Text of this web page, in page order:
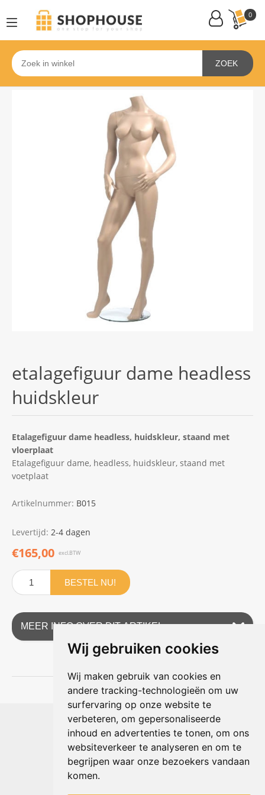
Wij gebruiken cookies
Wij maken gebruik van cookies en
andere tracking-technologieën om uw
surfervaring op onze website te
verbeteren, om gepersonaliseerde
inhoud en advertenties te tonen, om ons
websiteverkeer te analyseren en om te
begrijpen waar onze bezoekers vandaan
komen.
0
ZOEK
etalagefiguur dame headless
huidskleur
Etalagefiguur dame headless, huidskleur, staand met
vloerplaat
Etalagefiguur dame, headless, huidskleur, staand met
voetplaat
Artikelnummer: B015
Levertijd: 2-4 dagen
€165,00 excl.BTW
BESTEL NU!
MEER INFO OVER DIT ARTIKEL
Shophouse online
Max Planckstraat 4
6716 BE Ede, Nederland
Telefoon:+31(0)318 618 121
E-mail: info@shophouse.nl
Geopend: ma t/m vr 09:00-17:00 uur